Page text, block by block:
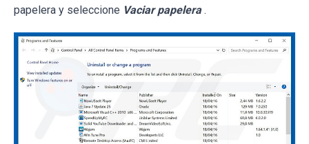
papelera y seleccione Vaciar papelera .